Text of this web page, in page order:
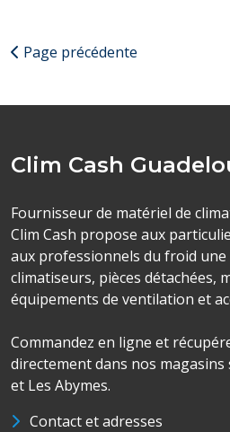
Page précédente
Clim Cash
Fournisseur de matériel de
Clim Cash propose aux
aux professionnels du froid une
climatiseurs, pièces détachées,
équipements de ventilation et
Commandez en ligne et
directement dans nos
et Les Abymes.
Contact et adresses